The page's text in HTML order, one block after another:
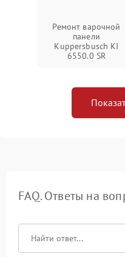
Ремонт варочной
панели
Kuppersbusch KI
6550.0 SR
FAQ. Ответы на